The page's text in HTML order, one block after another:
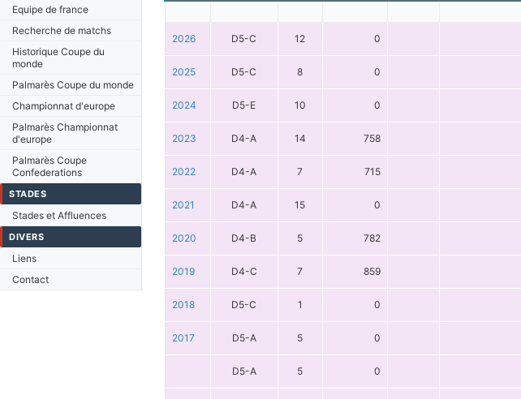
Equipe de france
Recherche de matchs
Historique Coupe du
monde
Palmarès Coupe du monde
Championnat d'europe
Palmarès Championnat
d'europe
Palmarès Coupe
Confederations
STADES
Stades et Affluences
DIVERS
Liens
Contact
2026 D5-C 12 0
2025 D5-C 8 0
2024 D5-E 10 0
2023 D4-A 14 758
2022 D4-A 7 715
2021 D4-A 15 0
2020 D4-B 5 782
2019 D4-C 7 859
2018 D5-C 1 0
2017 D5-A 5 0
D5-A 5 0